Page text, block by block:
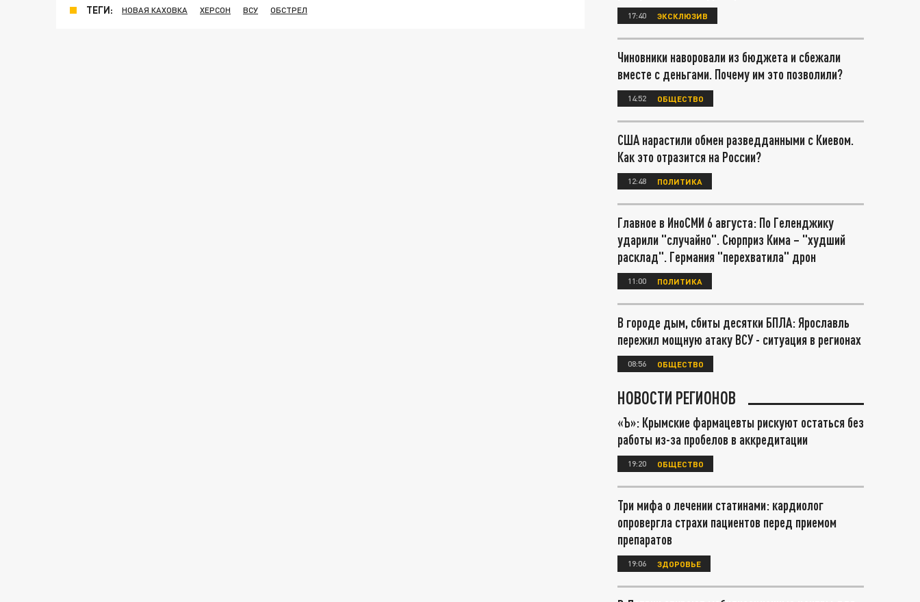
ТЕГИ: НОВАЯ КАХОВКА ХЕРСОН ВСУ ОБСТРЕЛ
17:40 ЭКСКЛЮЗИВ
Чиновники наворовали из бюджета и сбежали
вместе с деньгами. Почему им это позволили?
14:52 ОБЩЕСТВО
США нарастили обмен разведданными с Киевом.
Как это отразится на России?
12:48 ПОЛИТИКА
Главное в ИноСМИ 6 августа: По Геленджику
ударили "случайно". Сюрприз Кима – "худший
расклад". Германия "перехватила" дрон
11:00 ПОЛИТИКА
В городе дым, сбиты десятки БПЛА: Ярославль
пережил мощную атаку ВСУ - ситуация в регионах
08:56 ОБЩЕСТВО
НОВОСТИ РЕГИОНОВ
«Ъ»: Крымские фармацевты рискуют остаться без
работы из-за пробелов в аккредитации
19:20 ОБЩЕСТВО
Три мифа о лечении статинами: кардиолог
опровергла страхи пациентов перед приемом
препаратов
19:06 ЗДОРОВЬЕ